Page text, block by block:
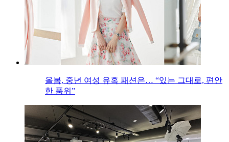
올봄, 중년 여성 유혹 패션은… “있는 그대로, 편안
한 품위”